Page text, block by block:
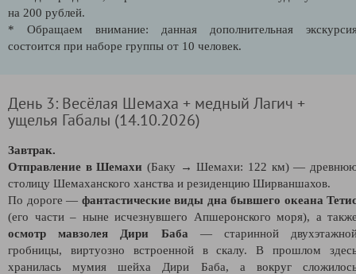
на 200 рублей.
* Обращаем внимание: данная дополнительная
состоится при наборе группы от 10 человек.
День 3: Весёлая Шемаха + медный Лагич +
ущелья Габалы (14.10.2026)
Завтрак.
Отправление в Шемахи (Баку → Шемахи: 122 км) —
столицу Шемаханского ханства и резиденцию Ширваншахов.
По дороге — фантастические виды дна бывшего океана
(его части – ныне исчезнувшего Апшеронского моря), а
осмотр мавзолея Дири Баба — старинной
гробницы, виртуозно встроенной в скалу. В прошлом
хранилась мумия шейха Дири Баба, а вокруг